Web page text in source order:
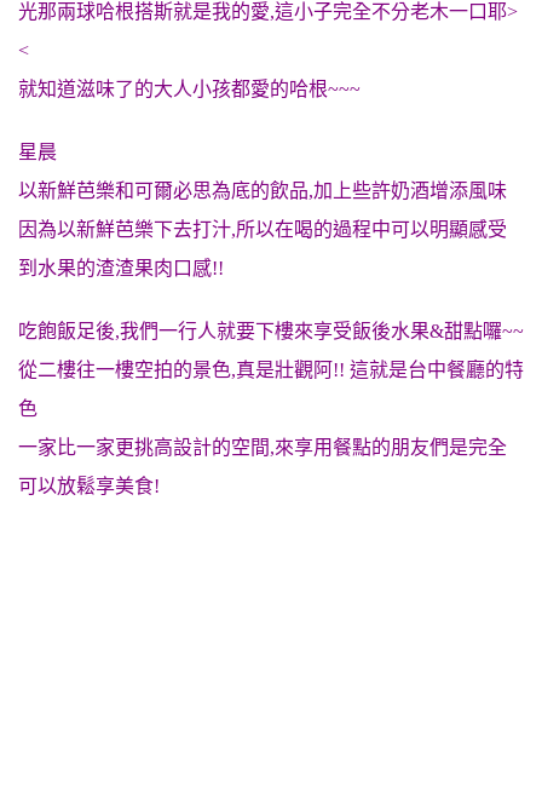
光那兩球哈根搭斯就是我的愛,這小子完全不分老木一口耶>
<
就知道滋味了的大人小孩都愛的哈根~~~
星晨
以新鮮芭樂和可爾必思為底的飲品,加上些許奶酒增添風味
因為以新鮮芭樂下去打汁,所以在喝的過程中可以明顯感受
到水果的渣渣果肉口感!!
吃飽飯足後,我們一行人就要下樓來享受飯後水果&甜點囉~~
從二樓往一樓空拍的景色,真是壯觀阿!! 這就是台中餐廳的特
色
一家比一家更挑高設計的空間,來享用餐點的朋友們是完全
可以放鬆享美食!